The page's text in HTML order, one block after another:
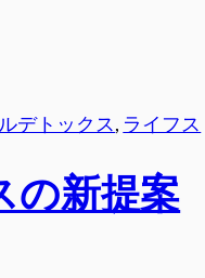
デトックス, ライフス
の新提案